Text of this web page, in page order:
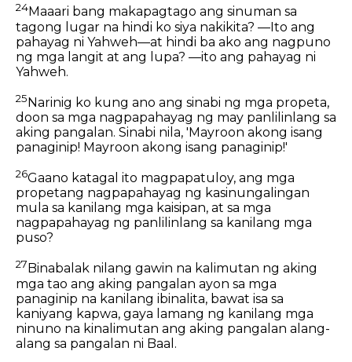
24Maaari bang makapagtago ang sinuman sa
tagong lugar na hindi ko siya nakikita? —Ito ang
pahayag ni Yahweh—at hindi ba ako ang nagpuno
ng mga langit at ang lupa? —ito ang pahayag ni
Yahweh.
25Narinig ko kung ano ang sinabi ng mga propeta,
doon sa mga nagpapahayag ng may panlilinlang sa
aking pangalan. Sinabi nila, 'Mayroon akong isang
panaginip! Mayroon akong isang panaginip!'
26Gaano katagal ito magpapatuloy, ang mga
propetang nagpapahayag ng kasinungalingan
mula sa kanilang mga kaisipan, at sa mga
nagpapahayag ng panlilinlang sa kanilang mga
puso?
27 Binabalak nilang gawin na kalimutan ng aking
mga tao ang aking pangalan ayon sa mga
panaginip na kanilang ibinalita, bawat isa sa
kaniyang kapwa, gaya lamang ng kanilang mga
ninuno na kinalimutan ang aking pangalan alang-
alang sa pangalan ni Baal.